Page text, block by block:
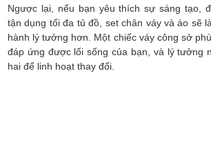
Ngược lại, nếu bạn yêu thích sự sáng tạo,
tận dụng tối đa tủ đồ, set chân váy và áo sẽ
hành lý tưởng hơn. Một chiếc váy công sở
đáp ứng được lối sống của bạn, và lý tưởng
hai để linh hoạt thay đổi.